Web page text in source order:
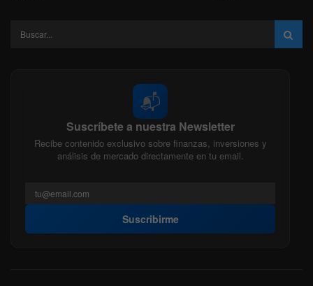
📬
Suscríbete a nuestra Newsletter
Recibe contenido exclusivo sobre finanzas, inversiones y
análisis de mercado directamente en tu email.
Suscribirme